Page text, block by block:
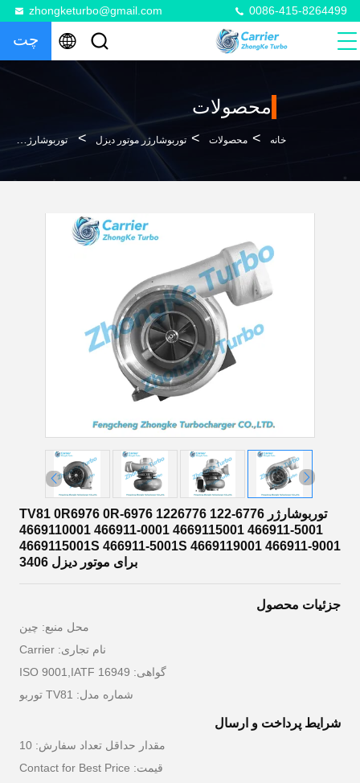
zhongketurbo@gmail.com 0086-415-8264499
چت
محصولات
خانه > محصولات > توربوشارژر موتور دیزل > توربوشارژر TV81 0R6976 0R-6976 1226776 122-6776 4669110001 466911-0001 4669115001 466911-5001 4669115001S 466911-5001S 4669119001 466911-9001 برای موتور دیزل 3406
توربوشارژر TV81 0R6976 0R-6976 1226776 122-6776
4669110001 466911-0001 4669115001 466911-5001
4669115001S 466911-5001S 4669119001 466911-9001
برای موتور دیزل 3406
جزئیات محصول
محل منبع: چین
نام تجاری: Carrier
گواهی: ISO 9001,IATF 16949
شماره مدل: TV81 توربو
شرایط پرداخت و ارسال
مقدار حداقل تعداد سفارش: 10
قیمت: Contact for Best Price